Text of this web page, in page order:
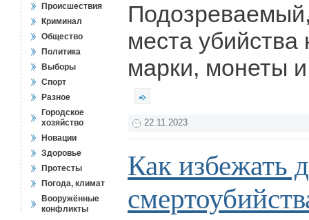
Происшествия
Криминал
Общество
Политика
Выборы
Спорт
Разное
Городское
хозяйство
Новации
Здоровье
Протесты
Погода, климат
Вооружённые
конфликты
места
марки, монеты
22.11.2023
Как избежать